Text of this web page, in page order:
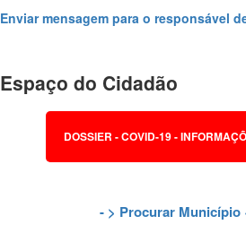
Enviar mensagem para o responsável
Espaço do Cidadão
DOSSIER - COVID-19 -
- > Procurar Município